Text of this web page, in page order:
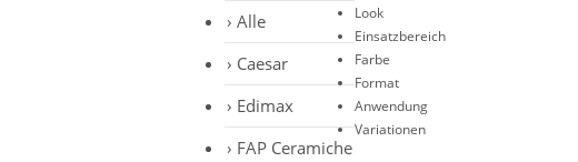
Alle
Caesar
Edimax
FAP Ceramiche
Look
Einsatzbereich
Farbe
Format
Anwendung
Variationen